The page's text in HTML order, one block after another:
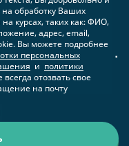
на обработку Ваших
курсах, таких как: ФИО,
адрес, email,
Вы можете подробнее
персональных
и политики
отозвать свое
на почту